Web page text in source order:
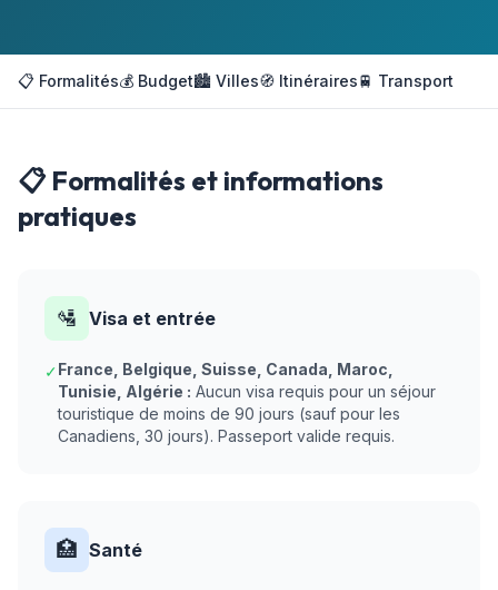
📋 Formalités💰 Budget🏙️ Villes🧭 Itinéraires🚆 Transport
📋 Formalités et informations
pratiques
🛂 Visa et entrée
✓France, Belgique, Suisse, Canada, Maroc,
Tunisie, Algérie : Aucun visa requis pour un séjour
touristique de moins de 90 jours (sauf pour les
Canadiens, 30 jours). Passeport valide requis.
🏥 Santé